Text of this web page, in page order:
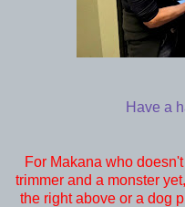
Have a
For Makana who
trimmer and a monster
the right above or a dog